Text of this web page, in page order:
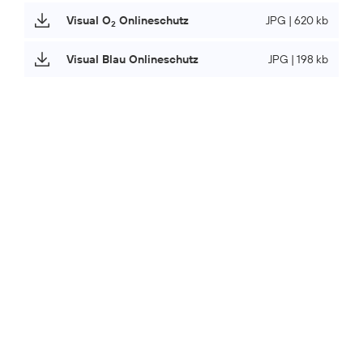
Visual O2 Onlineschutz JPG | 620 kb
Visual Blau Onlineschutz JPG | 198 kb